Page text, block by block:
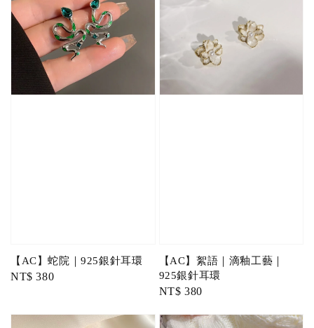
【AC】蛇院｜925銀針耳環
Regular
NT$ 380
【AC】絮語｜滴釉工藝｜
925銀針耳環
Regular
NT$ 380